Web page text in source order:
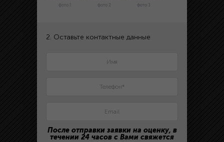
фото 1 фото 2 фото 3
2. Оставьте контактные данные
После отправки заявки на оценку, в
течении 24 часов с Вами свяжется